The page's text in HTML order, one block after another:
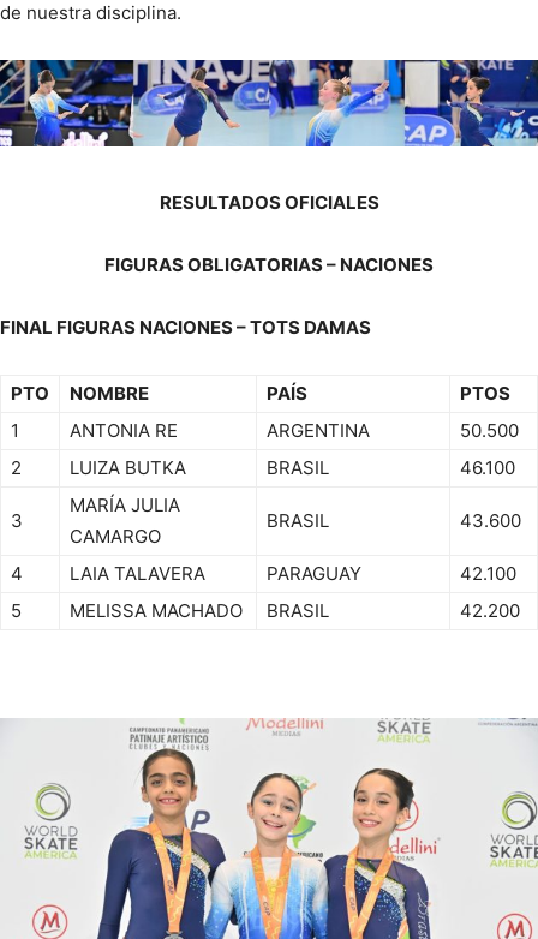
de nuestra disciplina.
RESULTADOS OFICIALES
FIGURAS OBLIGATORIAS – NACIONES
FINAL FIGURAS NACIONES – TOTS DAMAS
PTO NOMBRE PAÍS
PTOS
1
ANTONIA RE ARGENTINA
50.500
2
LUIZA BUTKA BRASIL 46.100
3
MARÍA JULIA
CAMARGO
BRASIL 43.600
4 LAIA TALAVERA PARAGUAY
42.100
5
MELISSA MACHADO BRASIL 42.200